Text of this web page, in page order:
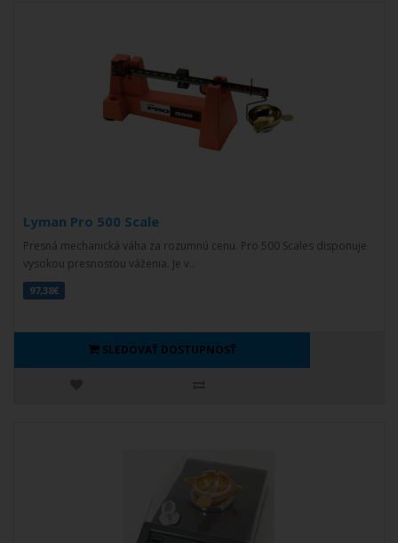
Lyman Pro 500 Scale
Presná mechanická váha za rozumnú cenu. Pro 500 Scales disponuje
vysokou presnosťou váženia. Je v..
97,38€
SLEDOVAŤ DOSTUPNOSŤ